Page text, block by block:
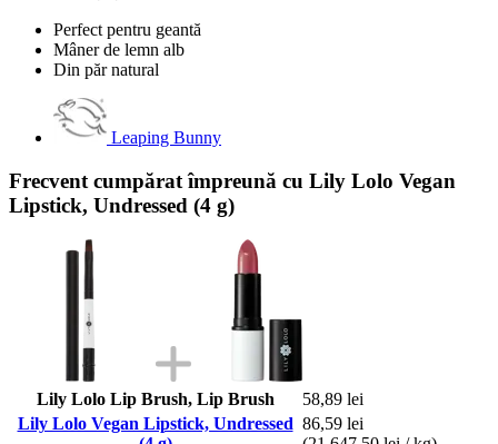
Perfect pentru geantă
Mâner de lemn alb
Din păr natural
Leaping Bunny
Frecvent cumpărat împreună cu Lily Lolo Vegan
Lipstick, Undressed (4 g)
Lily Lolo Lip Brush, Lip Brush
58,89 lei
Lily Lolo Vegan Lipstick, Undressed 86,59 lei